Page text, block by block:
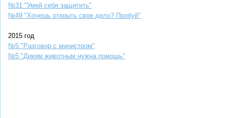
№31 "Умей себя защитить"
№49 "Хочешь открыть свое дело? Пробуй"
2015 год
№5 "Разговор с министром"
№5 "Диким животным нужна помощь"